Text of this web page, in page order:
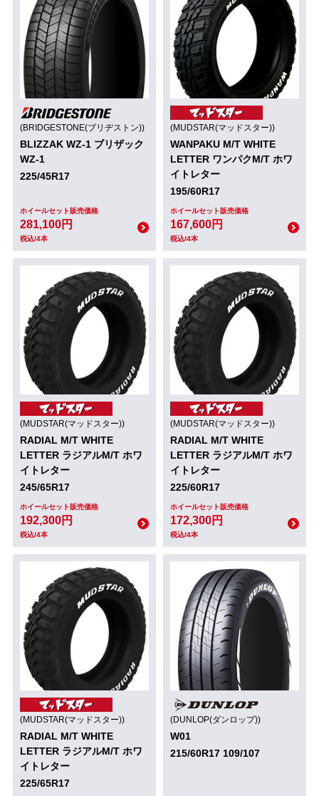
(BRIDGESTONE(ブリヂストン))
BLIZZAK WZ-1 ブリザック
WZ-1
225/45R17
ホイールセット販売価格
281,100円
税込/4本
(MUDSTAR(マッドスター))
WANPAKU M/T WHITE
LETTER ワンパクM/T ホワ
イトレター
195/60R17
ホイールセット販売価格
167,600円
税込/4本
(MUDSTAR(マッドスター))
RADIAL M/T WHITE
LETTER ラジアルM/T ホワ
イトレター
245/65R17
ホイールセット販売価格
192,300円
税込/4本
(MUDSTAR(マッドスター))
RADIAL M/T WHITE
LETTER ラジアルM/T ホワ
イトレター
225/60R17
ホイールセット販売価格
172,300円
税込/4本
(MUDSTAR(マッドスター))
RADIAL M/T WHITE
LETTER ラジアルM/T ホワ
イトレター
225/65R17
(DUNLOP(ダンロップ))
W01
215/60R17 109/107